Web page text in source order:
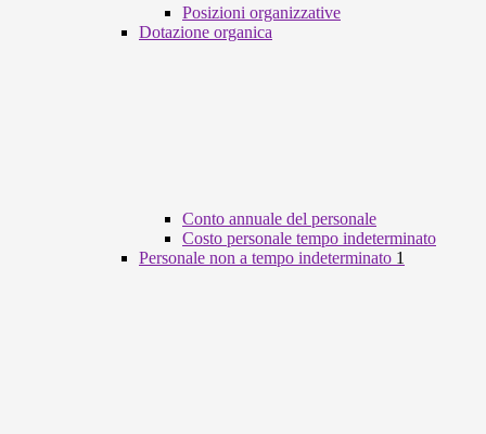
Posizioni organizzative
Dotazione organica
Conto annuale del personale
Costo personale tempo indeterminato
Personale non a tempo indeterminato 1